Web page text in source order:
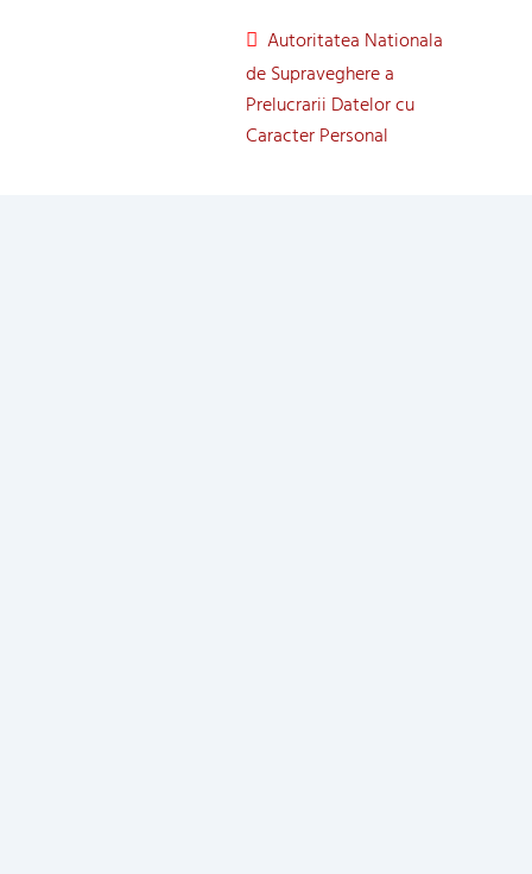
Autoritatea Nationala
de Supraveghere a
Prelucrarii Datelor cu
Caracter Personal